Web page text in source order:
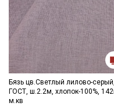
Бязь цв.Светлый лилово-серый,
ГОСТ, ш.2.2м, хлопок-100%,
м.кв